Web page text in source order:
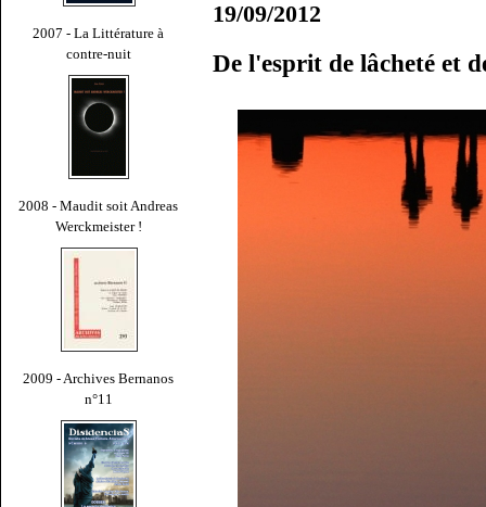
2007 - La Littérature à
contre-nuit
2008 - Maudit soit Andreas
Werckmeister !
2009 - Archives Bernanos
n°11
19/09/2012
De l'esprit de lâcheté et